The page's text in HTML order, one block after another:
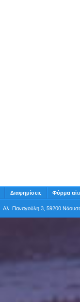
Διαφημίσεις Φόρμα
Αλ. Παναγούλη 3, 59200